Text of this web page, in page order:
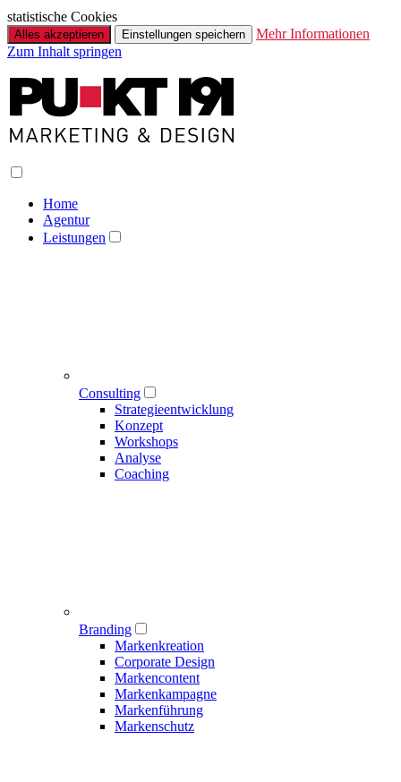
statistische Cookies
Alles akzeptieren Einstellungen speichern
Mehr Informationen
Zum Inhalt springen
Home
Agentur
Leistungen
Consulting
Strategieentwicklung
Konzept
Workshops
Analyse
Coaching
Branding
Markenkreation
Corporate Design
Markencontent
Markenkampagne
Markenführung
Markenschutz